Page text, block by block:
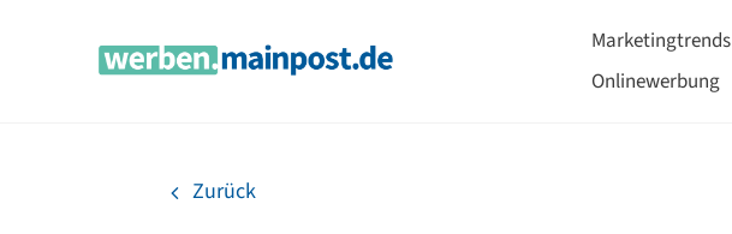
Marketingtrends
Onlinewerbung
Zurück